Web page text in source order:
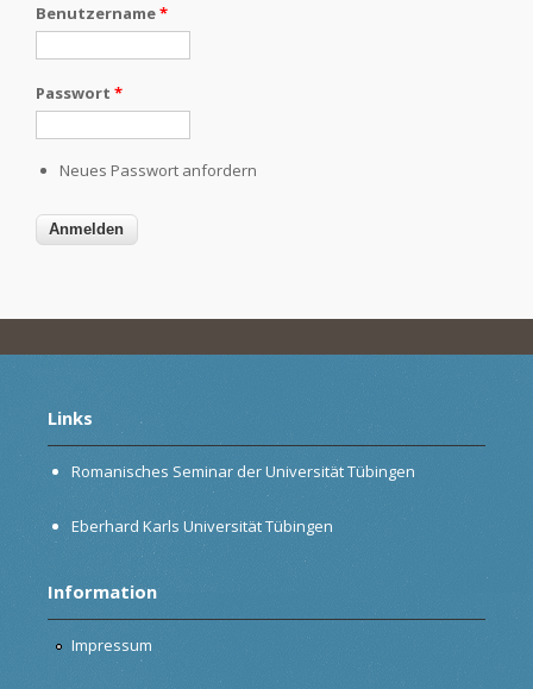
Benutzername*
Passwort *
Neues Passwort anfordern
Links
Romanisches Seminar der Universität Tübingen
Eberhard Karls Universität Tübingen
Information
Impressum